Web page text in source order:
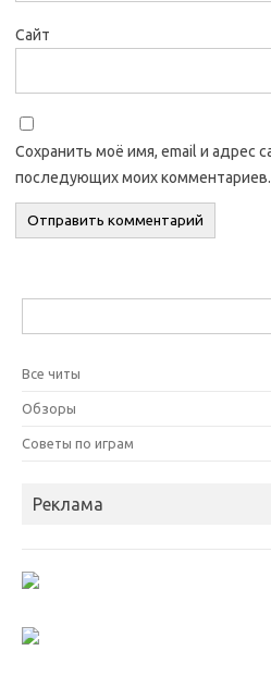
Сайт
Сохранить моё имя, email и адрес
последующих моих комментариев.
Все читы
Обзоры
Советы по играм
Реклама